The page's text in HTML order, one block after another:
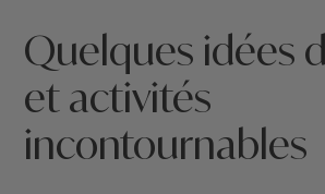
Quelques idées
et activités
incontournables